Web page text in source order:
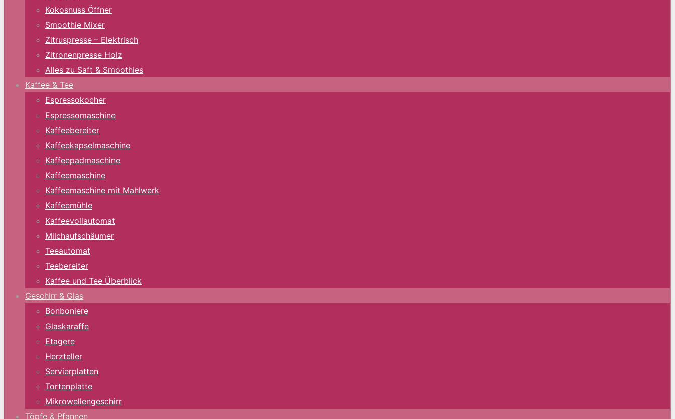
Kokosnuss Öffner
Smoothie Mixer
Zitruspresse – Elektrisch
Zitronenpresse Holz
Alles zu Saft & Smoothies
Kaffee & Tee
Espressokocher
Espressomaschine
Kaffeebereiter
Kaffeekapselmaschine
Kaffeepadmaschine
Kaffeemaschine
Kaffeemaschine mit Mahlwerk
Kaffeemühle
Kaffeevollautomat
Milchaufschäumer
Teeautomat
Teebereiter
Kaffee und Tee Überblick
Geschirr & Glas
Bonboniere
Glaskaraffe
Etagere
Herzteller
Servierplatten
Tortenplatte
Mikrowellengeschirr
Töpfe & Pfannen